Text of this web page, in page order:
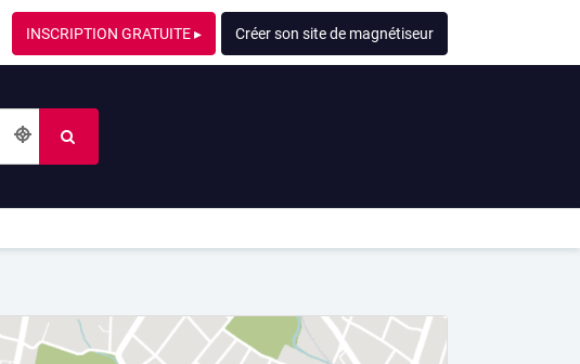
INSCRIPTION GRATUITE ▸ Créer son site de magnétiseur